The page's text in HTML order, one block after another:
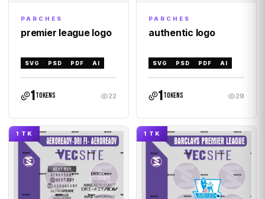
PARCHES
premier league logo
SVG PSD PDF AI
1tokens 22
PARCHES
authentic logo
SVG PSD PDF AI
1tokens 29
1 TK 1 TK